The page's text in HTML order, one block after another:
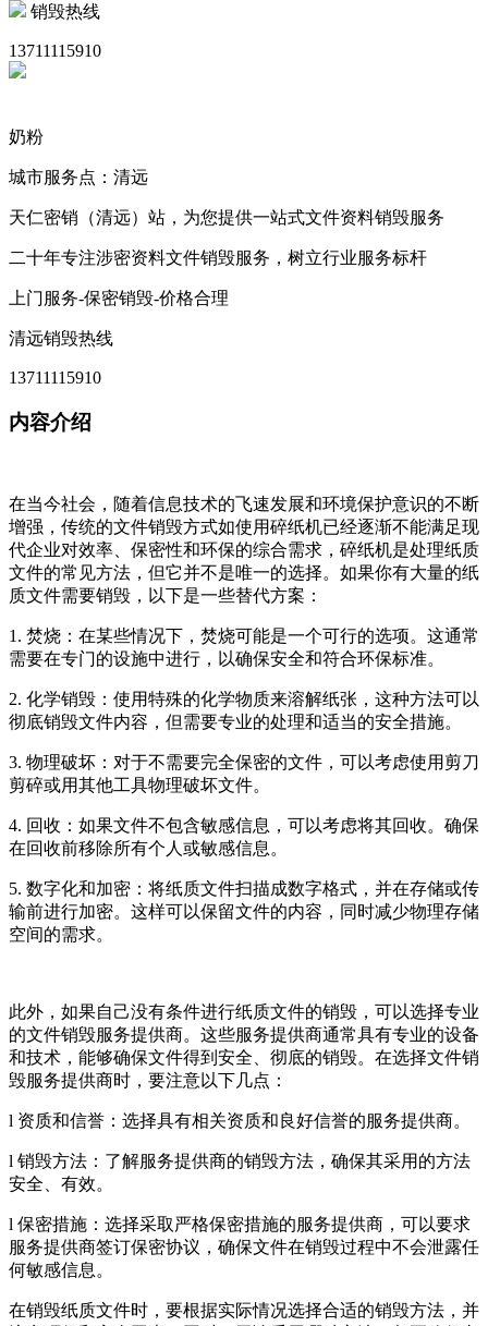
销毁热线
13711115910
奶粉
城市服务点：清远
天仁密销（清远）站，为您提供一站式文件资料销毁服务
二十年专注涉密资料文件销毁服务，树立行业服务标杆
上门服务-保密销毁-价格合理
清远销毁热线
13711115910
内容介绍
在当今社会，随着信息技术的飞速发展和环境保护意识的不断
增强，传统的文件销毁方式如使用碎纸机已经逐渐不能满足现
代企业对效率、保密性和环保的综合需求，碎纸机是处理纸质
文件的常见方法，但它并不是唯一的选择。如果你有大量的纸
质文件需要销毁，以下是一些替代方案：
1. 焚烧：在某些情况下，焚烧可能是一个可行的选项。这通常
需要在专门的设施中进行，以确保安全和符合环保标准。
2. 化学销毁：使用特殊的化学物质来溶解纸张，这种方法可以
彻底销毁文件内容，但需要专业的处理和适当的安全措施。
3. 物理破坏：对于不需要完全保密的文件，可以考虑使用剪刀
剪碎或用其他工具物理破坏文件。
4. 回收：如果文件不包含敏感信息，可以考虑将其回收。确保
在回收前移除所有个人或敏感信息。
5. 数字化和加密：将纸质文件扫描成数字格式，并在存储或传
输前进行加密。这样可以保留文件的内容，同时减少物理存储
空间的需求。
此外，如果自己没有条件进行纸质文件的销毁，可以选择专业
的文件销毁服务提供商。这些服务提供商通常具有专业的设备
和技术，能够确保文件得到安全、彻底的销毁。在选择文件销
毁服务提供商时，要注意以下几点：
l 资质和信誉：选择具有相关资质和良好信誉的服务提供商。
l 销毁方法：了解服务提供商的销毁方法，确保其采用的方法
安全、有效。
l 保密措施：选择采取严格保密措施的服务提供商，可以要求
服务提供商签订保密协议，确保文件在销毁过程中不会泄露任
何敏感信息。
在销毁纸质文件时，要根据实际情况选择合适的销毁方法，并